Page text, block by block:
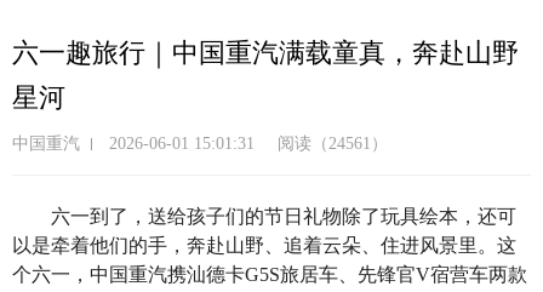
转
到
内
六一趣旅行｜中国重汽满载童真，奔赴山野
星河
中国重汽 2026-06-01 15:01:31 阅读（24561）
六一到了 ， 送给孩子们的节日 礼物除了玩具绘本， 还可
以是牵着他们的手，奔赴山野、追着云朵、住进风景里。 这
个六一， 中国重汽携汕德卡G5S旅居车、先锋官V宿营车两款